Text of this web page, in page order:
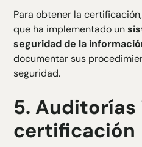
Para obtener la
que ha implementado un
seguridad de la
documentar sus
seguridad.
5.Auditorías
certificación